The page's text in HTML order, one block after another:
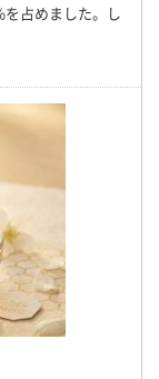
占めました。し